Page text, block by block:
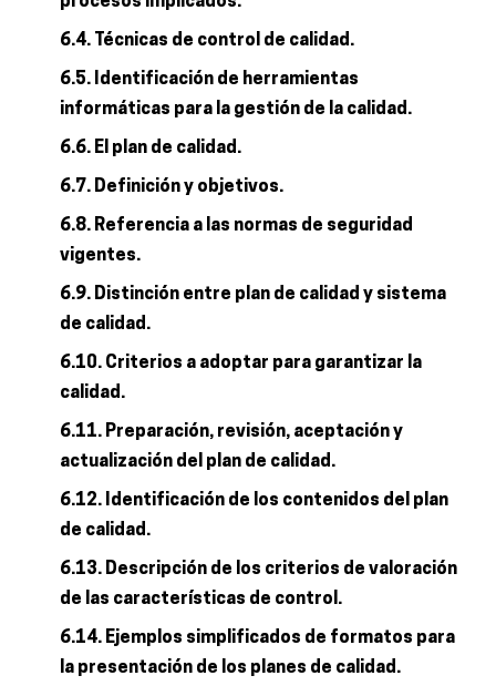
6.4. Técnicas de control de calidad.
6.5. Identificación de herramientas
informáticas para la gestión de la calidad.
6.6. El plan de calidad.
6.7. Definición y objetivos.
6.8. Referencia a las normas de seguridad
vigentes.
6.9. Distinción entre plan de calidad y sistema
de calidad.
6.10. Criterios a adoptar para garantizar la
calidad.
6.11. Preparación, revisión, aceptación y
actualización del plan de calidad.
6.12. Identificación de los contenidos del plan
de calidad.
6.13. Descripción de los criterios de valoración
de las características de control.
6.14. Ejemplos simplificados de formatos para
la presentación de los planes de calidad.